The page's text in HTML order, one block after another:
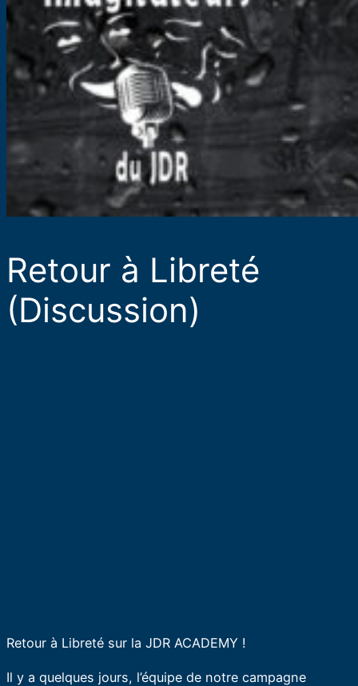
Retour à Libreté
(Discussion)
Retour à Libreté sur la JDR ACADEMY !
Il y a quelques jours, l’équipe de notre campagne